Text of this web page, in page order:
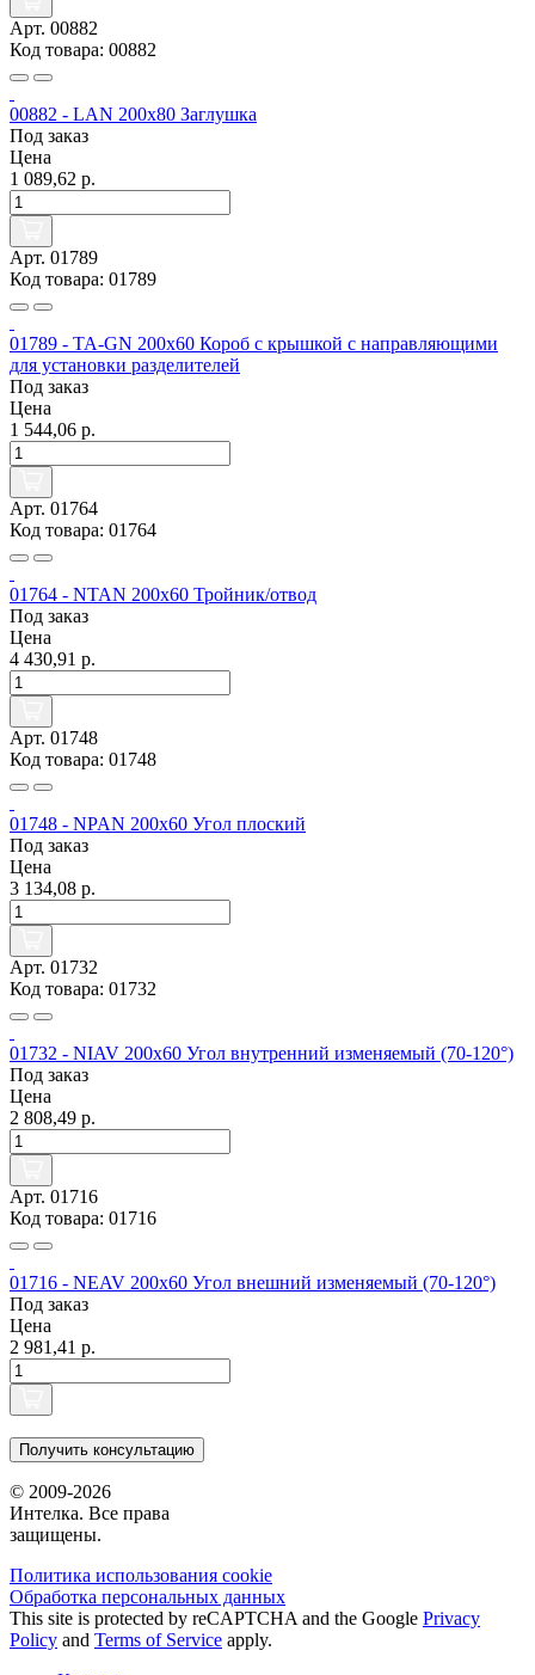
Арт. 00882
Код товара: 00882
00882 - LAN 200x80 Заглушка
Под заказ
Цена
1 089,62 р.
Арт. 01789
Код товара: 01789
01789 - TA-GN 200x60 Короб с крышкой с направляющими
для установки разделителей
Под заказ
Цена
1 544,06 р.
Арт. 01764
Код товара: 01764
01764 - NTAN 200x60 Тройник/отвод
Под заказ
Цена
4 430,91 р.
Арт. 01748
Код товара: 01748
01748 - NPAN 200x60 Угол плоский
Под заказ
Цена
3 134,08 р.
Арт. 01732
Код товара: 01732
01732 - NIAV 200x60 Угол внутренний изменяемый (70-120°)
Под заказ
Цена
2 808,49 р.
Арт. 01716
Код товара: 01716
01716 - NEAV 200x60 Угол внешний изменяемый (70-120°)
Под заказ
Цена
2 981,41 р.
Получить консультацию
© 2009-2026
Интелка. Все права
защищены.
Политика использования сookie
Обработка персональных данных
This site is protected by reCAPTCHA and the Google Privacy
Policy and Terms of Service apply.